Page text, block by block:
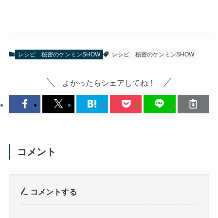
レシピ 秘密のケンミンSHOW レシピ 秘密のケンミンSHOW
よかったらシェアしてね！
コメント
コメントする